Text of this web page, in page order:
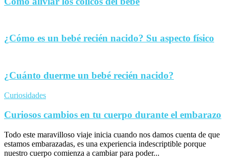
¿Cómo es un bebé recién nacido? Su aspecto físico
¿Cuánto duerme un bebé recién nacido?
Curiosidades
Curiosos cambios en tu cuerpo durante el embarazo
Todo este maravilloso viaje inicia cuando nos damos cuenta de que
estamos embarazadas, es una experiencia indescriptible porque
nuestro cuerpo comienza a cambiar para poder...